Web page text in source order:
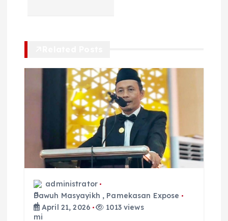
s
administrator
Dawuh Masyayikh , Pamekasan Expose
April 21, 2026
1013 views